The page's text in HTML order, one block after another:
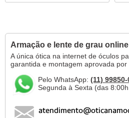
Armação e lente de grau online
A única ótica na internet de óculos
garantida e montagem aprovada por
Pelo WhatsApp: (11)
Segunda à Sexta (das